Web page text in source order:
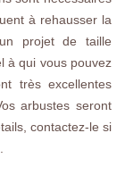
à rehausser la
projet de taille
à qui vous pouvez
très excellentes
arbustes seront
contactez-le si